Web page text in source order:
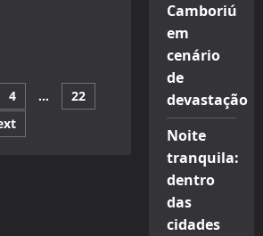
4 …
22
Camboriú
em
cenário
de
devastação
Noite
tranquila:
dentro
das
cidades